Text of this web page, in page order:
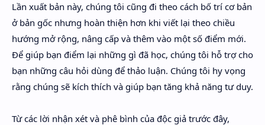
Lần xuất bản này, chúng tôi cũng đi theo cách bố trí cơ bản
ở bản gốc nhưng hoàn thiện hơn khi viết lại theo chiều
hướng mở rộng, nâng cấp và thêm vào một số điểm mới.
Để giúp bạn điểm lại những gì đã học, chúng tôi hỗ trợ cho
bạn những câu hỏi dùng để thảo luận. Chúng tôi hy vọng
rằng chúng sẽ kích thích và giúp bạn tăng khả năng tư duy.
Từ các lời nhận xét và phê bình của độc giả trước đây,